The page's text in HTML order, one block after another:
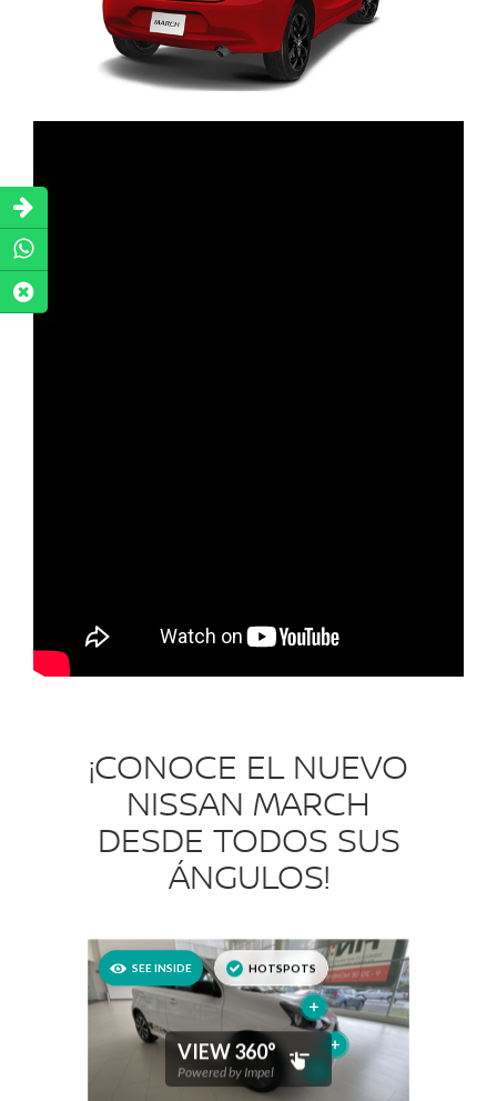
¡CONOCE EL NUEVO
NISSAN MARCH
DESDE TODOS SUS
ÁNGULOS!